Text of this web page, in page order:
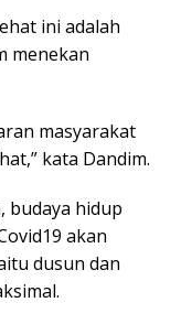
ini adalah
menekan
masyarakat
kata Dandim.
budaya hidup
akan
dusun dan